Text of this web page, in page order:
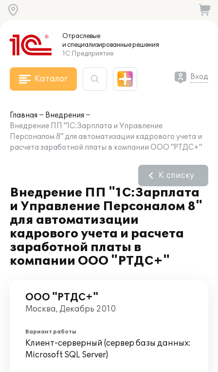
Отраслевые
и специализированныерешения
1С:Предприятие
Каталог Вход
Главная
Внедрения
Внедрение ПП "1С:Зарплата и Управление
Персоналом 8" для автоматизации кадрового учета и
расчета заработной платы в компании ООО "РТДС+"
Внедрение ПП "1С:Зарплата
и Управление Персоналом 8"
для автоматизации
кадрового учета и расчета
заработной платы в
компании ООО "РТДС+"
К списку
ООО "РТДС+"
Москва, Декабрь 2010
Вариант работы
Клиент-серверный (сервер базы данных:
Microsoft SQL Server)